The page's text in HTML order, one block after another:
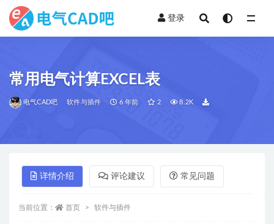
登录
常用电气计算EXCEL表
电气CAD吧 软件与插件 6 年前 2 8.2K
详情介绍 评论建议 常见问题
当前位置： 首页 软件与插件